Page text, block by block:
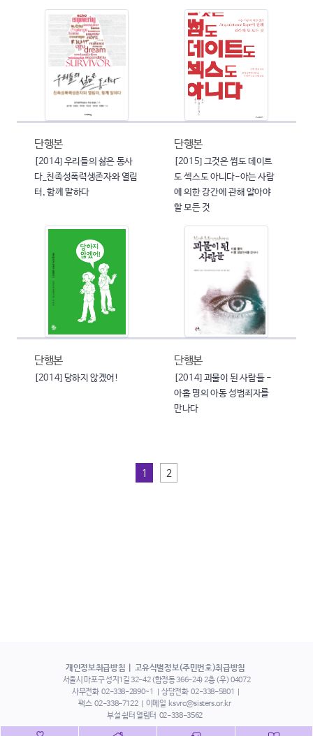
단행본
[2014] 우리들의 삶은 동사
다_친족성폭력생존자와 열림
터, 함께 말하다
단행본
[2015] 그것은 썸도 데이트
도 섹스도 아니다-아는 사람
에 의한 강간에 관해 알아야
할 모든 것
단행본
[2014] 당하지 않겠어!
단행본
[2014] 괴물이 된 사람들 -
아홉 명의 아동 성범죄자를
만나다
1 2
개인정보취급방침 고유식별정보(주민번호)취급방침
서울시 마포구 성지1길 32-42 (합정동 366-24) 2층 (우) 04072
사무전화 02-338-2890~1 상담전화 02-338-5801
팩스 02-338-7122 이메일 ksvrc@sisters.or.kr
부설 쉼터 열림터 02-338-3562